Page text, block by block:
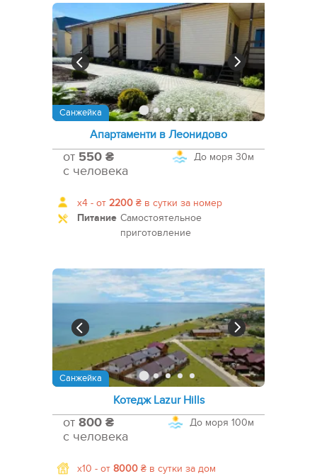
Санжейка
Апартаменти в Леонидово
До моря 30м
от 550 ₴
с человека
x4 - от 2200 ₴ в сутки за номер
Питание Самостоятельное
приготовление
Санжейка
Котедж Lazur Hills
До моря 100м
от 800 ₴
с человека
x10 - от 8000 ₴ в сутки за дом